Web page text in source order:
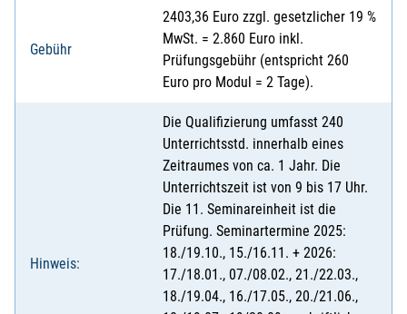
Gebühr
2403,36 Euro zzgl. gesetzlicher 19 %
MwSt. = 2.860 Euro inkl.
Prüfungsgebühr (entspricht 260
Euro pro Modul = 2 Tage).
Hinweis:
Die Qualifizierung umfasst 240
Unterrichtsstd. innerhalb eines
Zeitraumes von ca. 1 Jahr. Die
Unterrichtszeit ist von 9 bis 17 Uhr.
Die 11. Seminareinheit ist die
Prüfung. Seminartermine 2025:
18./19.10., 15./16.11. + 2026:
17./18.01., 07./08.02., 21./22.03.,
18./19.04., 16./17.05., 20./21.06.,